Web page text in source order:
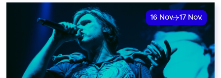
16 Nov. 17 Nov.